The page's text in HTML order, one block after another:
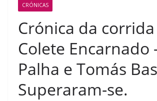
CRÓNICAS
Crónica da
Colete Encarnado
Palha e Tomás
Superaram-se.